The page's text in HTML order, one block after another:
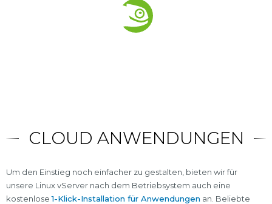
CLOUD ANWENDUNGEN
Um den Einstieg noch einfacher zu gestalten, bieten wir für
unsere Linux vServer nach dem Betriebsystem auch eine
kostenlose1-Klick-Installation für Anwendungen an. Beliebte